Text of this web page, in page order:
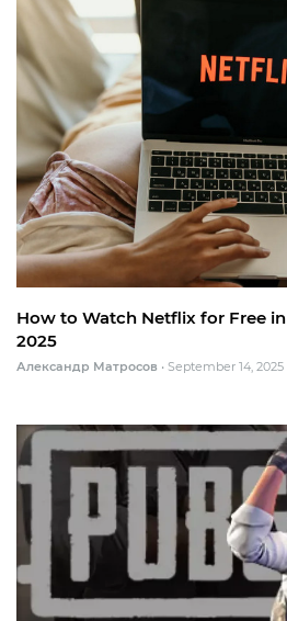
How to Watch Netflix for Free in
2025
Александр Матросов • September 14, 2025